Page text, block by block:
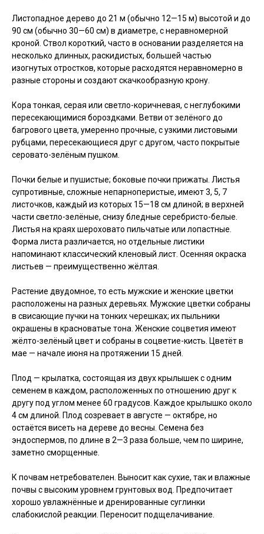
Листопадное дерево до 21 м (обычно 12—15 м) высотой и до
90 см (обычно 30—60 см) в диаметре, с неравномерной
кроной. Ствол короткий, часто в основании разделяется на
несколько длинных, раскидистых, большей частью
изогнутых отростков, которые расходятся неравномерно в
разные стороны и создают скачкообразную крону.
Кора тонкая, серая или светло-коричневая, с неглубокими
пересекающимися бороздками. Ветви от зелёного до
багрового цвета, умеренно прочные, с узкими листовыми
рубцами, пересекающиеся друг с другом, часто покрытые
серовато-зелёным пушком.
Почки белые и пушистые; боковые почки прижаты. Листья
супротивные, сложные непарноперистые, имеют 3, 5, 7
листочков, каждый из которых 15—18 см длиной; в верхней
части светло-зелёные, снизу бледные серебристо-белые.
Листья на краях шероховато пильчатые или лопастные.
Форма листа различается, но отдельные листики
напоминают классический кленовый лист. Осенняя окраска
листьев — преимущественно жёлтая.
Растение двудомное, то есть мужские и женские цветки
расположены на разных деревьях. Мужские цветки собраны
в свисающие пучки на тонких черешках; их пыльники
окрашены в красноватые тона. Женские соцветия имеют
жёлто-зелёный цвет и собраны в соцветие-кисть. Цветёт в
мае — начале июня на протяжении 15 дней.
Плод — крылатка, состоящая из двух крылышек с одним
семенем в каждом, расположенных по отношению друг к
другу под углом менее 60 градусов. Каждое крылышко около
4 см длиной. Плод созревает в августе — октябре, но
остаётся висеть на дереве до весны. Семена без
эндоспермов, по длине в 2—3 раза больше, чем по ширине,
заметно сморщенные.
К почвам нетребователен. Выносит как сухие, так и влажные
почвы с высоким уровнем грунтовых вод. Предпочитает
хорошо увлажнённые и дренированные суглинки
слабокислой реакции. Переносит подщелачивание.